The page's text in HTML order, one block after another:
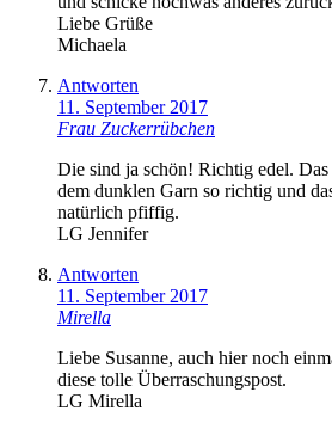
Liebe Grüße
Michaela
Antworten
11. September 2017
Frau Zuckerrübchen
Die sind ja schön! Richtig edel.
dem dunklen Garn so richtig und
natürlich pfiffig.
LG Jennifer
Antworten
11. September 2017
Mirella
Liebe Susanne, auch hier noch
diese tolle Überraschungspost.
LG Mirella